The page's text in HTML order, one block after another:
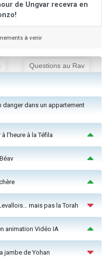
de Ungvar recevra en
à venir
Questions au Rav
danger dans un appartement
l'heure à la Téfila
mais pas la Torah
animation Vidéo IA
jambe de Yohan